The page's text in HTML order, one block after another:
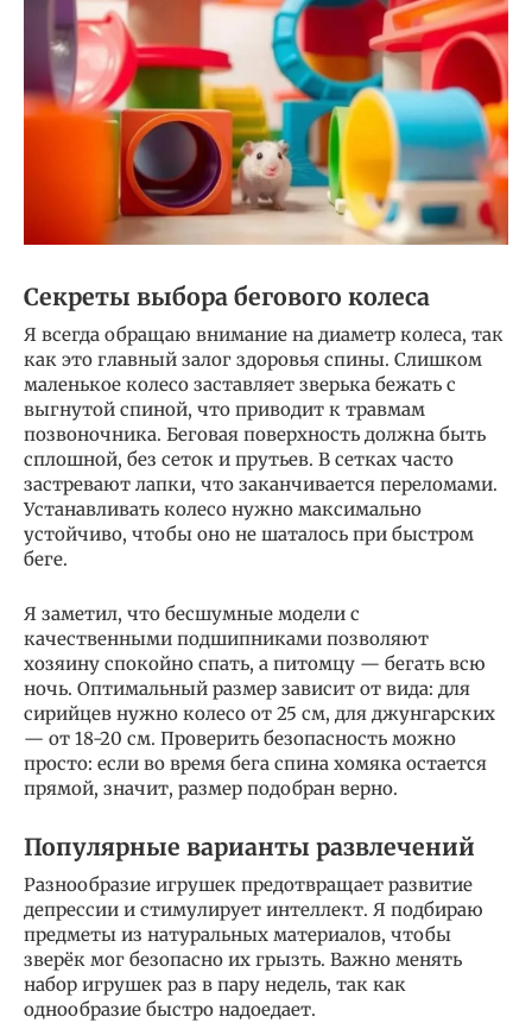
Секреты выбора бегового колеса
Я всегда обращаю внимание на диаметр колеса, так
как это главный залог здоровья спины. Слишком
маленькое колесо заставляет зверька бежать с
выгнутой спиной, что приводит к травмам
позвоночника. Беговая поверхность должна быть
сплошной, без сеток и прутьев. В сетках часто
застревают лапки, что заканчивается переломами.
Устанавливать колесо нужно максимально
устойчиво, чтобы оно не шаталось при быстром
беге.
Я заметил, что бесшумные модели с
качественными подшипниками позволяют
хозяину спокойно спать, а питомцу — бегать всю
ночь. Оптимальный размер зависит от вида: для
сирийцев нужно колесо от 25 см, для джунгарских
— от 18-20 см. Проверить безопасность можно
просто: если во время бега спина хомяка остается
прямой, значит, размер подобран верно.
Популярные варианты развлечений
Разнообразие игрушек предотвращает развитие
депрессии и стимулирует интеллект. Я подбираю
предметы из натуральных материалов, чтобы
зверёк мог безопасно их грызть. Важно менять
набор игрушек раз в пару недель, так как
однообразие быстро надоедает.